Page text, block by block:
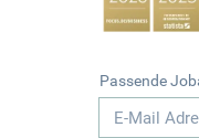
Passende